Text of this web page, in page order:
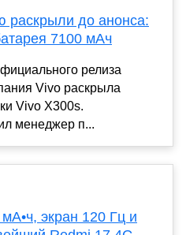
раскрыли до анонса:
7100 мАч
релиза
Vivo раскрыла
Vivo X300s.
менеджер п...
экран 120 Гц и